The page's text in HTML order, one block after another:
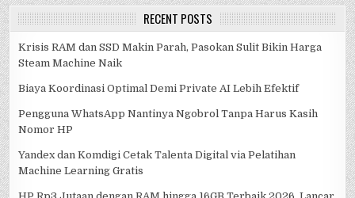
RECENT POSTS
Krisis RAM dan SSD Makin Parah, Pasokan Sulit Bikin Harga
Steam Machine Naik
Biaya Koordinasi Optimal Demi Private AI Lebih Efektif
Pengguna WhatsApp Nantinya Ngobrol Tanpa Harus Kasih
Nomor HP
Yandex dan Komdigi Cetak Talenta Digital via Pelatihan
Machine Learning Gratis